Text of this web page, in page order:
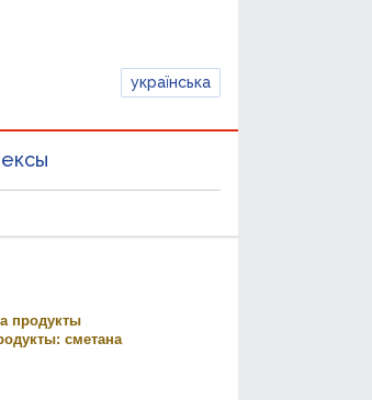
українська
продукты
сметана